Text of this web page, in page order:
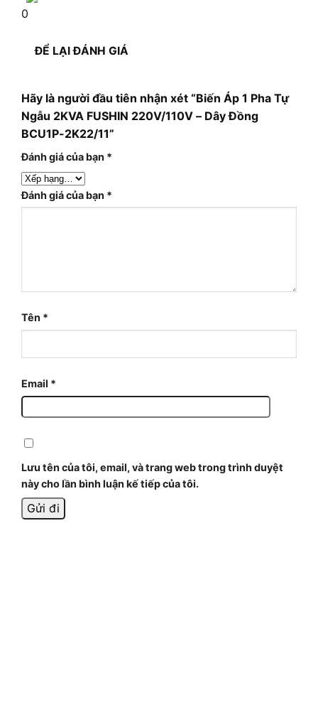
0
ĐỂ LẠI ĐÁNH GIÁ
Hãy là người đầu tiên nhận xét “Biến Áp 1 Pha Tự
Ngẫu 2KVA FUSHIN 220V/110V – Dây Đồng
BCU1P-2K22/11”
Đánh giá của bạn *
Đánh giá của bạn *
Tên *
Email *
Lưu tên của tôi, email, và trang web trong trình duyệt
này cho lần bình luận kế tiếp của tôi.